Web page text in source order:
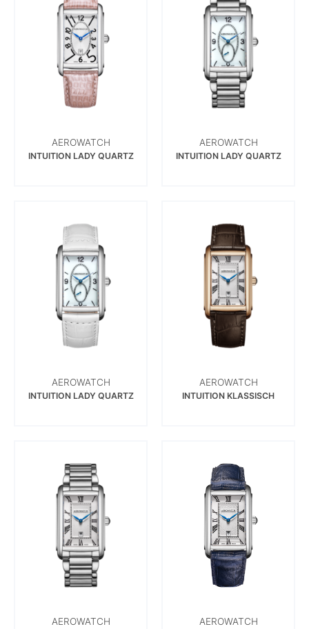
AEROWATCH
INTUITION LADY QUARTZ
AEROWATCH
INTUITION LADY QUARTZ
AEROWATCH
INTUITION LADY QUARTZ
AEROWATCH
INTUITION KLASSISCH
AEROWATCH AEROWATCH